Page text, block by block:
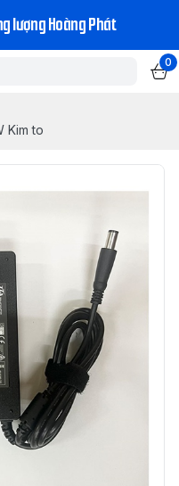
lượng Hoàng Phát
0
Kim to